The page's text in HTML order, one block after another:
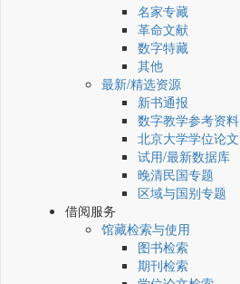
名家专藏
革命文献
数字特藏
其他
最新/精选资源
新书通报
数字教学参考资料
北京大学学位论文
试用/最新数据库
晚清民国专题
区域与国别专题
借阅服务
馆藏检索与使用
图书检索
期刊检索